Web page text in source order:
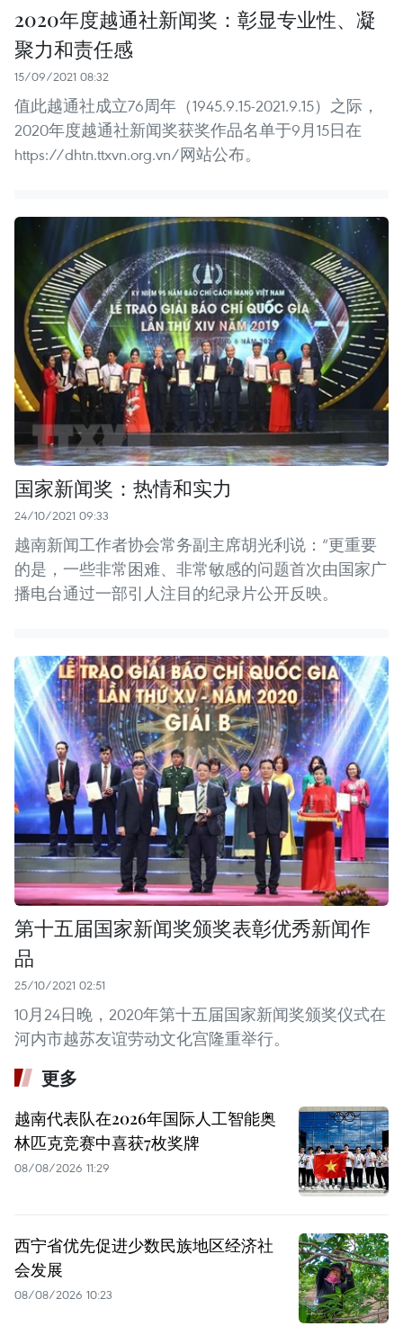
2020年度越通社新闻奖：彰显专业性、凝
聚力和责任感
15/09/2021 08:32
值此越通社成立76周年（1945.9.15-2021.9.15）之际，
2020年度越通社新闻奖获奖作品名单于9月15日在
https://dhtn.ttxvn.org.vn/网站公布。
国家新闻奖：热情和实力
24/10/2021 09:33
越南新闻工作者协会常务副主席胡光利说：“更重要
的是，一些非常困难、非常敏感的问题首次由国家广
播电台通过一部引人注目的纪录片公开反映。
第十五届国家新闻奖颁奖表彰优秀新闻作
品
25/10/2021 02:51
10月24日晚，2020年第十五届国家新闻奖颁奖仪式在
河内市越苏友谊劳动文化宫隆重举行。
更多
越南代表队在2026年国际人工智能奥
林匹克竞赛中喜获7枚奖牌
08/08/2026 11:29
西宁省优先促进少数民族地区经济社
会发展
08/08/2026 10:23